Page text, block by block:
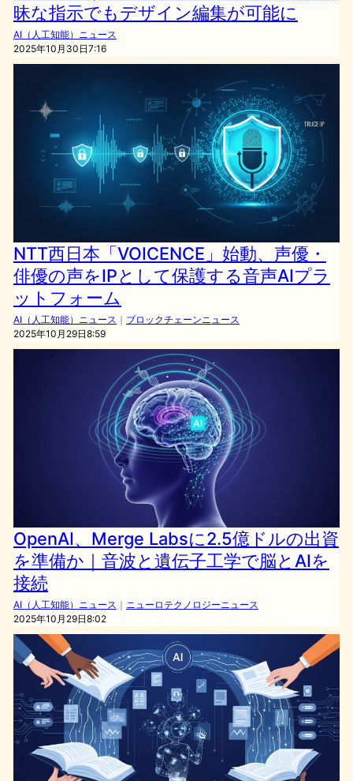
昧な指示でもデザイン編集が可能に
AI（人工知能）ニュース
2025年10月30日7:16
NTT西日本「VOICENCE」始動、声優・
俳優の声をIPとして保護する音声AIプラ
ットフォーム
AI（人工知能）ニュース ｜ ブロックチェーンニュース
2025年10月29日8:59
OpenAI、Merge Labsに2.5億ドルの出資
を準備か｜音波と遺伝子工学で脳とAIを
接続
AI（人工知能）ニュース ｜ ニューロテクノロジーニュース
2025年10月29日8:02